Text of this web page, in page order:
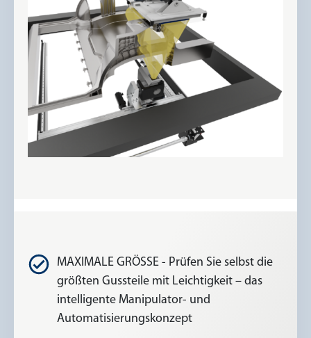
MAXIMALE GRÖSSE - Prüfen Sie selbst die
größten Gussteile mit Leichtigkeit – das
intelligente Manipulator- und
Automatisierungskonzept